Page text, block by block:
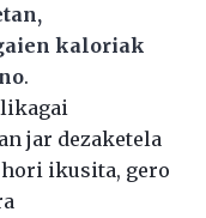
kaloriak
.
jar dezaketela
ikusita, gero